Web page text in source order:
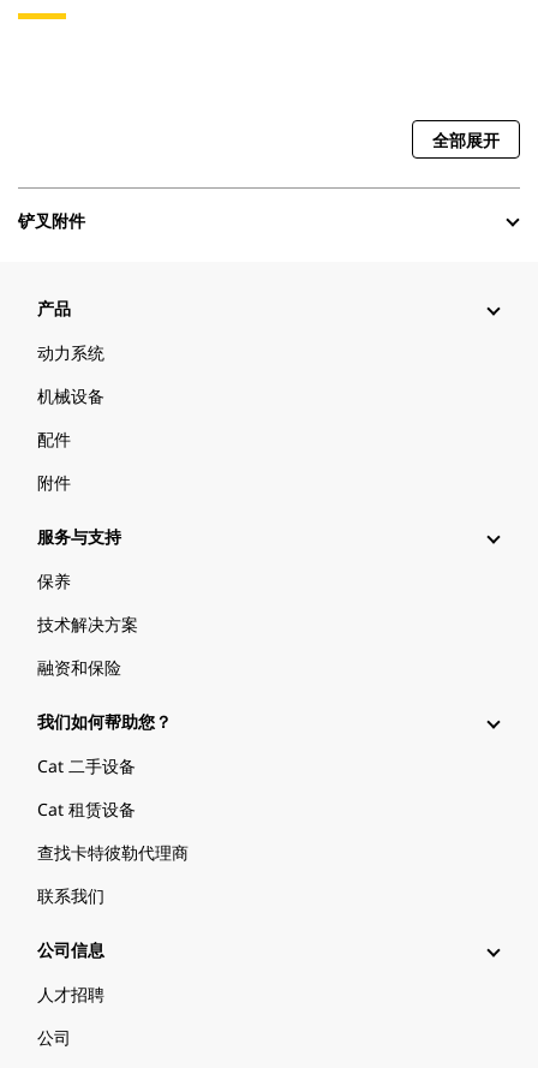
全部展开
铲叉附件
产品
动力系统
机械设备
配件
附件
服务与支持
保养
技术解决方案
融资和保险
我们如何帮助您？
Cat 二手设备
Cat 租赁设备
查找卡特彼勒代理商
联系我们
公司信息
人才招聘
公司